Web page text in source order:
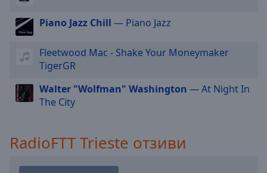
dialog
window.
Escape
cancel
and
window.
Piano Jazz Chill — Piano Jazz
Fleetwood Mac - Shake Your Moneymaker
TigerGR
Walter "Wolfman" Washington — At Night In
The City
RadioFTT Trieste отзиви